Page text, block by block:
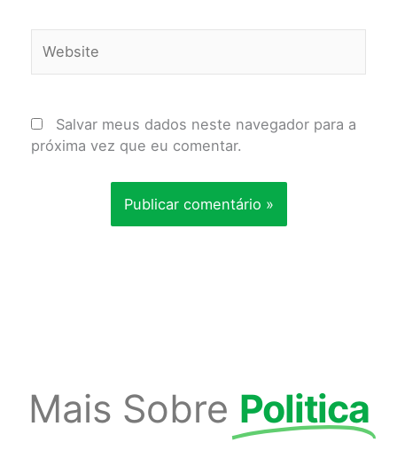
Salvar meus dados neste navegador para a
próxima vez que eu comentar.
Mais Sobre Politica